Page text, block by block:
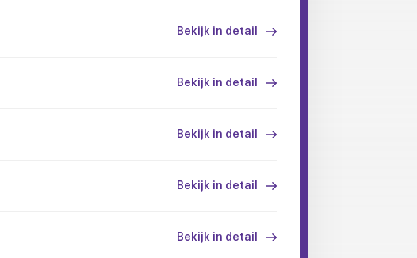
Bekijk in detail
Bekijk in detail
Bekijk in detail
Bekijk in detail
Bekijk in detail